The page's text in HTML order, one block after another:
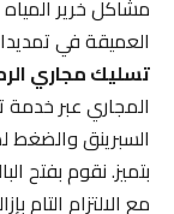
مشاكل خرير المياه
العميقة في
تسليك مجاري
المجاري عبر خدمة
السبرينق والضغط
بتميز. نقوم بفتح
مع الالتزام التام